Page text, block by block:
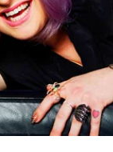
dahulu
harganya.